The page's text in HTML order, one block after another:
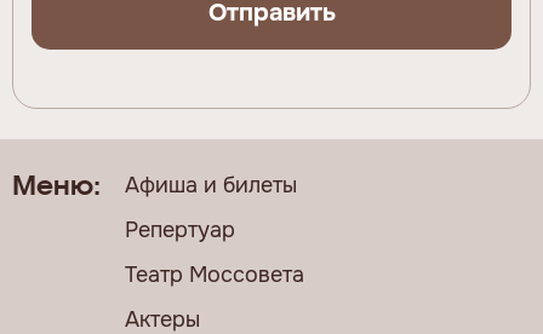
Отправить
Меню:
Афиша и билеты
Репертуар
Театр Моссовета
Актеры